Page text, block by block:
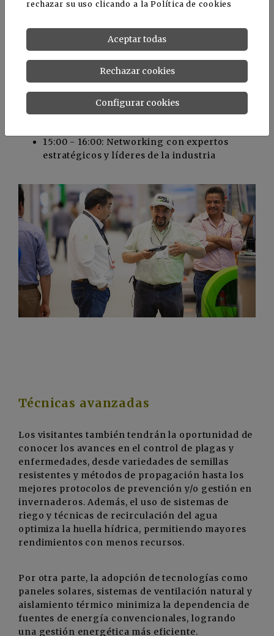
Eficiencia en sistemas de riego y
Jueves 27 de marzo
12:15 - 13:15: Modelos a seguir, mujeres que
15:00 - 16:00: Networking con expertos
estratégicos y líderes de la industria
Técnicas avanzadas
Los visitantes también tendrán la oportunidad de
conocer los avances en el control de plagas y
enfermedades, desde variedades de semillas
resistentes y métodos de propagación hasta los
mejores protocolos de prevención y/o gestión en
invernaderos. Además, el uso de sistemas de
riego y técnicas de recirculación del agua
optimiza la huella hídrica, permitiendo mayores
rendimientos con menos recursos.
Por otra parte, la adopción de tecnologías como
paneles solares, sistemas de ventilación natural y
aislamiento térmico minimiza la dependencia de
fuentes de energía convencionales, logrando
una gestión energética más eficiente.
rechazar su uso clicando a laPolítica de cookies
Aceptar todas
Rechazar cookies
Configurar cookies